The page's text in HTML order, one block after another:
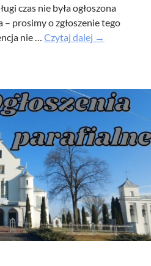
czas nie była ogłoszona
prosimy o zgłoszenie tego
nie … Czytaj dalej XII
Ogłoszenia
parafialne
21
czerwiec
→